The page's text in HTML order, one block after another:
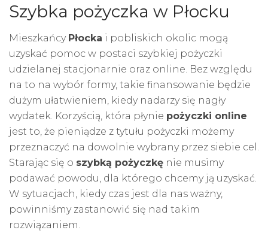
Szybka pożyczka w Płocku
Mieszkańcy Płocka i pobliskich okolic mogą
uzyskać pomoc w postaci szybkiej pożyczki
udzielanej stacjonarnie oraz online. Bez względu
na to na wybór formy, takie finansowanie będzie
dużym ułatwieniem, kiedy nadarzy się nagły
wydatek. Korzyścią, która płynie pożyczki online
jest to, że pieniądze z tytułu pożyczki możemy
przeznaczyć na dowolnie wybrany przez siebie cel.
Starając się o szybką pożyczkę nie musimy
podawać powodu, dla którego chcemy ją uzyskać.
W sytuacjach, kiedy czas jest dla nas ważny,
powinniśmy zastanowić się nad takim
rozwiązaniem.